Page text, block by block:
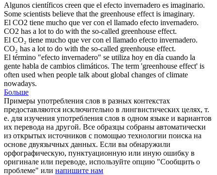
Algunos científicos creen que el efecto invernadero es imaginario.
Some scientists believe that the greenhouse effect is imaginary.
El CO2 tiene mucho que ver con el llamado efecto invernadero.
CO2 has a lot to do with the so-called greenhouse effect.
El CO₂ tiene mucho que ver con el llamado efecto invernadero.
CO₂ has a lot to do with the so-called greenhouse effect.
El término "efecto invernadero" se utiliza hoy en día cuando la
gente habla de cambios climáticos. The term 'greenhouse effect' is
often used when people talk about global changes of climate
nowadays.
Больше
Примеры употребления слов в разных контекстах
предоставляются исключительно в лингвистических целях, т.
е. для изучения употребления слов в одном языке и вариантов
их перевода на другой. Все образцы собраны автоматически
из открытых источников с помощью технологии поиска на
основе двуязычных данных. Если вы обнаружили
орфографическую, пунктуационную или иную ошибку в
оригинале или переводе, используйте опцию "Сообщить о
проблеме" или напишите нам